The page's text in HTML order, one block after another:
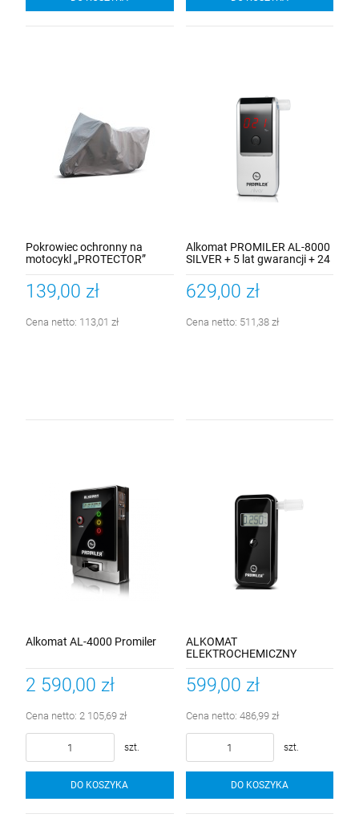
Pokrowiec ochronny na
motocykl „PROTECTOR”
Rozmiar XL
139,00 zł
Cena netto: 113,01 zł
Alkomat PROMILER AL-8000
SILVER + 5 lat gwarancji + 24
m-ce kalibracji + uchwyt GSM
629,00 zł
Cena netto: 511,38 zł
Alkomat AL-4000 Promiler
2 590,00 zł
Cena netto: 2 105,69 zł
szt.
DO KOSZYKA
ALKOMAT
ELEKTROCHEMICZNY
PROMILER AL-9000 LITE
599,00 zł
Cena netto: 486,99 zł
szt.
DO KOSZYKA